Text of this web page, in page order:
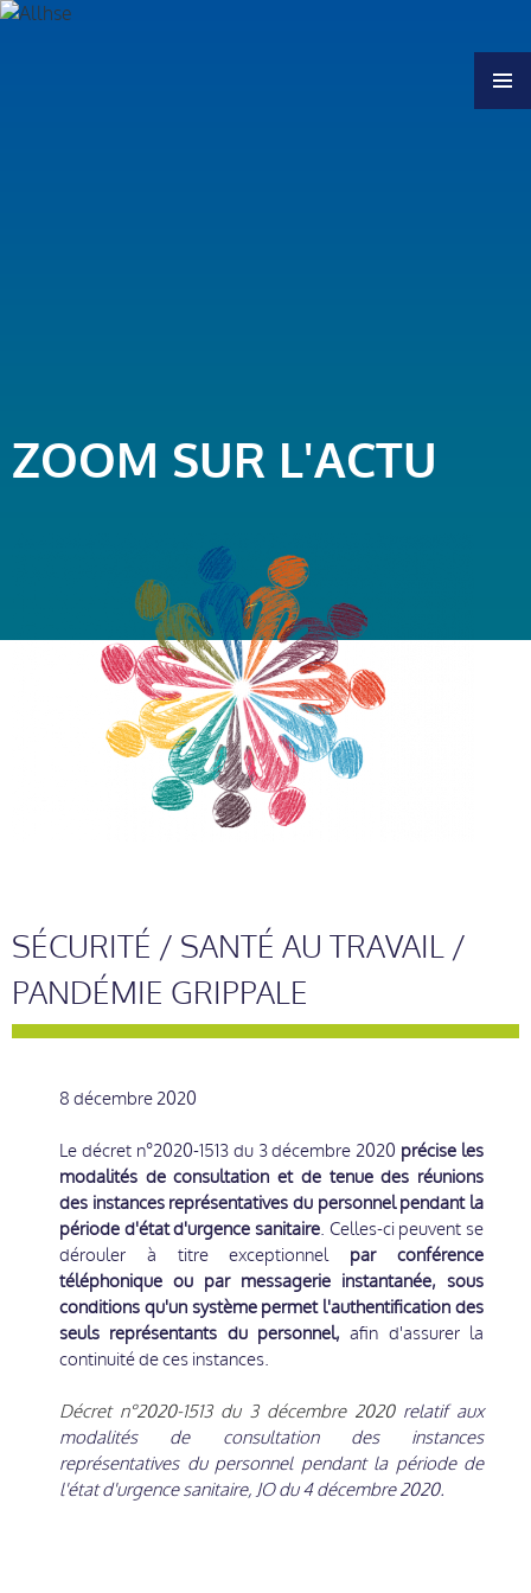
ZOOM SUR L'ACTU
SÉCURITÉ / SANTÉ AU TRAVAIL /
PANDÉMIE GRIPPALE
8 décembre 2020
Le décret n°2020-1513 du 3 décembre 2020 précise les
modalités de consultation et de tenue des réunions
des instances représentatives du personnel pendant la
période d'état d'urgence sanitaire. Celles-ci peuvent se
dérouler à titre exceptionnel par conférence
téléphonique ou par messagerie instantanée, sous
conditions qu'un système permet l'authentification des
seuls représentants du personnel, afin d'assurer la
continuité de ces instances.
Décret n°2020-1513 du 3 décembre 2020relatif aux
modalités de consultation des instances
représentatives du personnel pendant la période de
l'état d'urgence sanitaire, JO du 4 décembre 2020.